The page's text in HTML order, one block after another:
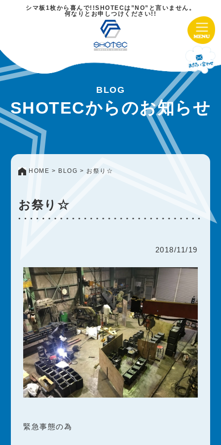
シマ板1枚から喜んで!!SHOTECは”NO”と言いません。
何なりとお申しつけください!!
BLOG
SHOTECからのお知らせ
HOME BLOG お祭り☆
お祭り☆
2018/11/19
緊急事態の為